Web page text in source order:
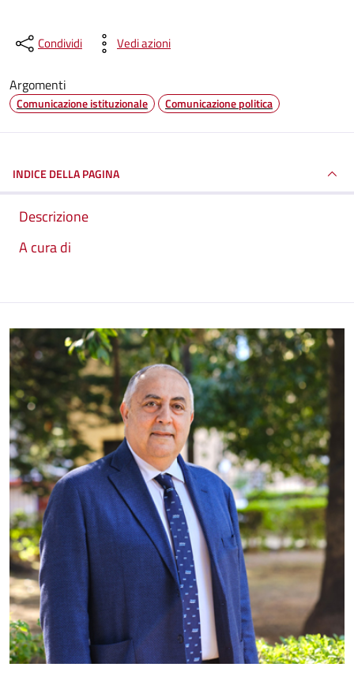
Condividi Vedi azioni
Argomenti
Comunicazione istituzionale Comunicazione politica
INDICE DELLA PAGINA
Descrizione
A cura di